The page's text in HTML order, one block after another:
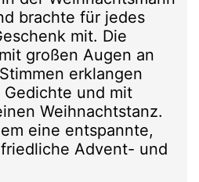
brachte für jedes
mit. Die
großen Augen an
erklangen
und mit
Weihnachtstanz.
eine entspannte,
Advent- und